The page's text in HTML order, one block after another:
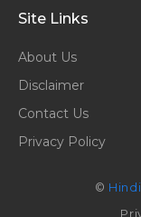
Site Links
About Us
Disclaimer
Contact Us
Privacy Policy
©